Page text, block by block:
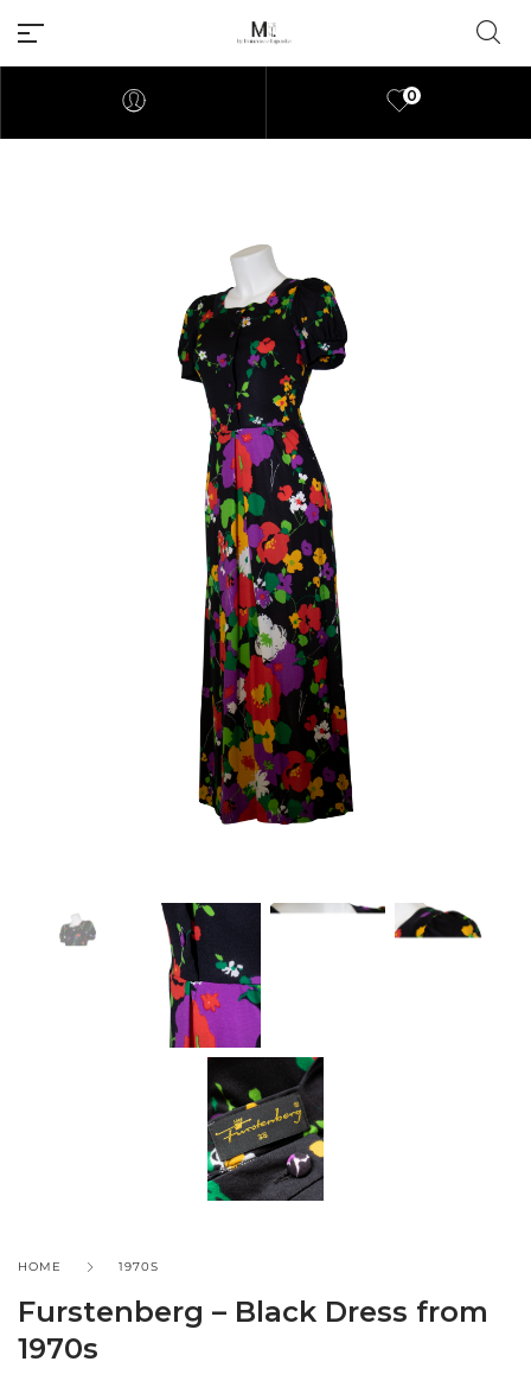
Millions of people around the
world visit Envato to buy and
sell creative assets, use smart
design templates, learn
creative skills or even hire
freelancers. With an industry-
leading marketplace paired
with an unlimited subscription
service, Envato helps creatives
like you get projects done
faster.
About Envato
Careers
Privacy Policy
Sitemap
Forums
Meetups
0
HOME 1970S
Furstenberg – Black Dress from
1970s